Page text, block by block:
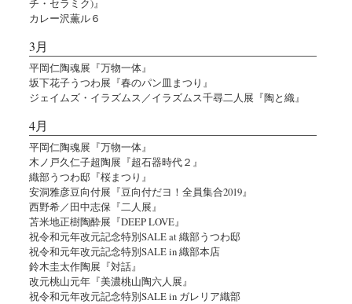
チ・セラミク)』
カレー沢薫ル６
3月
平岡仁陶魂展『万物一体』
坂下花子うつわ展『春のパン皿まつり』
ジェイムズ・イラズムス／イラズムス千尋二人展『陶と織』
4月
平岡仁陶魂展『万物一体』
木ノ戸久仁子超陶展『超石器時代２』
織部うつわ邸『桜まつり』
安洞雅彦豆向付展『豆向付だヨ！全員集合2019』
西野希／田中志保『二人展』
苫米地正樹陶酔展『DEEP LOVE』
祝令和元年改元記念特別SALE at 織部うつわ邸
祝令和元年改元記念特別SALE in 織部本店
鈴木圭太作陶展『対話』
改元桃山元年『美濃桃山陶六人展』
祝令和元年改元記念特別SALE in ガレリア織部